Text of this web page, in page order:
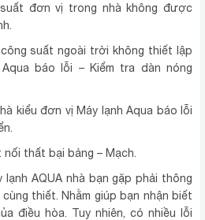
đơn vị trong nhà không được
suất ngoài trời không thiết lập
báo lỗi – Kiểm tra dàn nóng
kiểu đơn vị Máy lạnh Aqua báo lỗi
nối thất bại bảng – Mạch.
AQUA nhà bạn gặp phải thông
thiết. Nhằm giúp bạn nhận biết
điều hòa. Tuy nhiên, có nhiều lỗi